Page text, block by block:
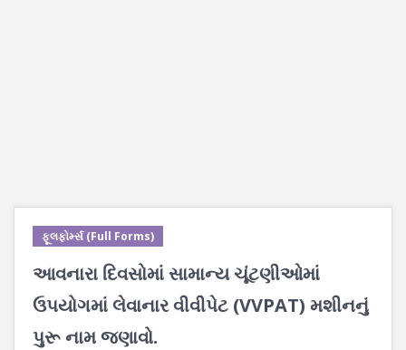
ફૂલફોર્મ્સ (Full Forms)
આવનારા દિવસોમાં સામાન્ય ચૂંટણીઓમાં
ઉપયોગમાં લેવાનાર વીવીપેટ (VVPAT) મશીનનું
પુરૂ નામ જણાવો.